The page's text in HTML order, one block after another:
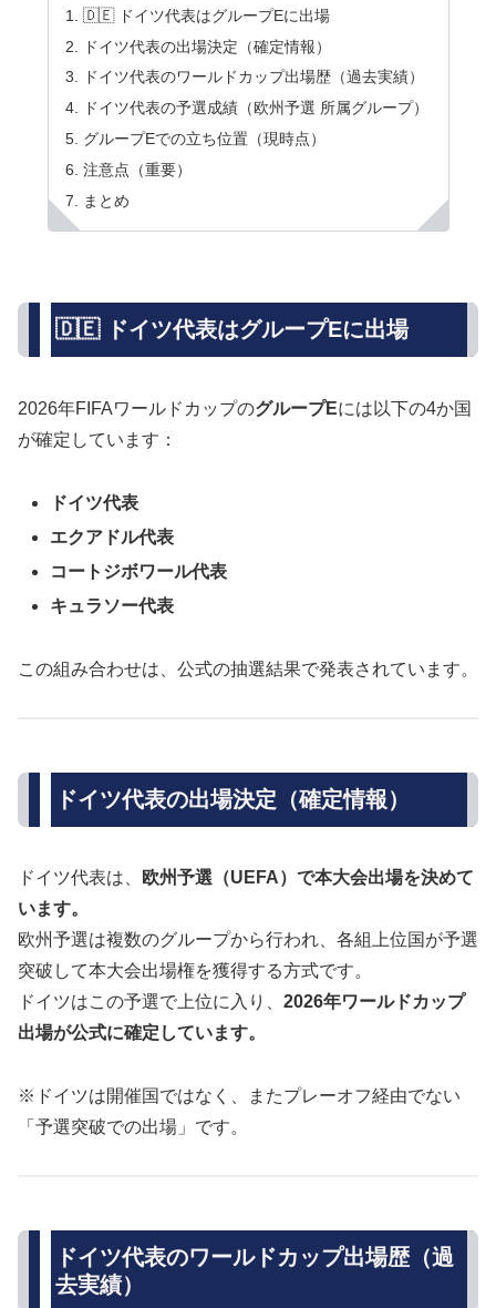
🇩🇪 ドイツ代表はグループEに出場
ドイツ代表の出場決定（確定情報）
ドイツ代表のワールドカップ出場歴（過去実績）
ドイツ代表の予選成績（欧州予選 所属グループ）
グループEでの立ち位置（現時点）
注意点（重要）
まとめ
🇩🇪 ドイツ代表はグループEに出場
2026年FIFAワールドカップのグループEには以下の4か国
が確定しています：
ドイツ代表
エクアドル代表
コートジボワール代表
キュラソー代表
この組み合わせは、公式の抽選結果で発表されています。
ドイツ代表の出場決定（確定情報）
ドイツ代表は、
欧州予選（UEFA）で本大会出場を決めて
います。
欧州予選は複数のグループから行われ、各組上位国が予選
突破して本大会出場権を獲得する方式です。
ドイツはこの予選で上位に入り、 2026年ワールドカップ
出場が公式に確定しています。
※ドイツは開催国ではなく、またプレーオフ経由でない
「予選突破での出場」です。
ドイツ代表のワールドカップ出場歴（過
去実績）